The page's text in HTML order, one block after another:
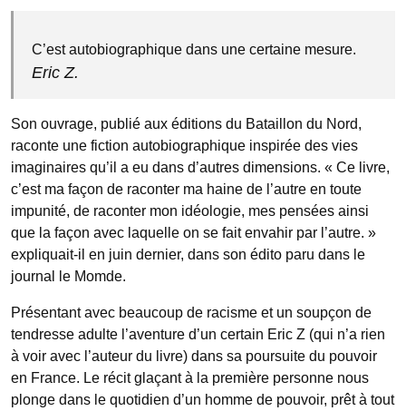
C’est autobiographique dans une certaine mesure.
Eric Z.
Son ouvrage, publié aux éditions du Bataillon du Nord,
raconte une fiction autobiographique inspirée des vies
imaginaires qu’il a eu dans d’autres dimensions. « Ce livre,
c’est ma façon de raconter ma haine de l’autre en toute
impunité, de raconter mon idéologie, mes pensées ainsi
que la façon avec laquelle on se fait envahir par l’autre. »
expliquait-il en juin dernier, dans son édito paru dans le
journal le Momde.
Présentant avec beaucoup de racisme et un soupçon de
tendresse adulte l’aventure d’un certain Eric Z (qui n’a rien
à voir avec l’auteur du livre) dans sa poursuite du pouvoir
en France. Le récit glaçant à la première personne nous
plonge dans le quotidien d’un homme de pouvoir, prêt à tout